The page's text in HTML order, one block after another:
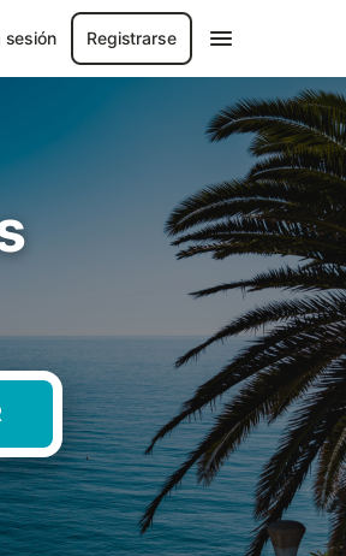
sesión Registrarse